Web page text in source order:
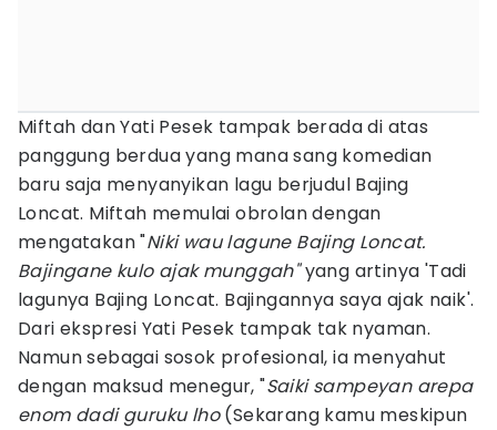
Miftah dan Yati Pesek tampak berada di atas
panggung berdua yang mana sang komedian
baru saja menyanyikan lagu berjudul Bajing
Loncat. Miftah memulai obrolan dengan
mengatakan "Niki wau lagune Bajing Loncat.
Bajingane kulo ajak munggah"yang artinya 'Tadi
lagunya Bajing Loncat. Bajingannya saya ajak naik'.
Dari ekspresi Yati Pesek tampak tak nyaman.
Namun sebagai sosok profesional, ia menyahut
dengan maksud menegur, "Saiki sampeyan arepa
enom dadi guruku lho(Sekarang kamu meskipun